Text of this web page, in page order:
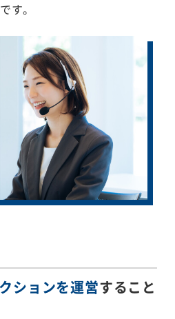
す。
ションを運営すること